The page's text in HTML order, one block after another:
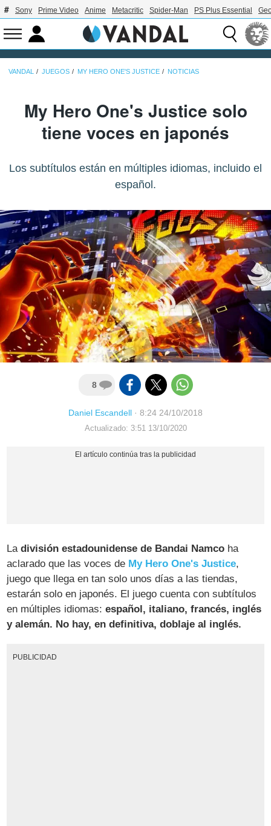
Sony Prime Video Anime Metacritic Spider-Man PS Plus Essential
VANDAL JUEGOS MY HERO ONE'S JUSTICE NOTICIAS
My Hero One's Justice solo
tiene voces en japonés
Los subtítulos están en múltiples idiomas, incluido el
español.
8
Daniel Escandell · 8:24 24/10/2018
Actualizado: 3:51 13/10/2020
Ladivisión estadounidense de Bandai Namco ha
aclarado que las voces de My Hero One's Justice,
juego que llega en tan solo unos días a las tiendas,
estarán solo en japonés. El juego cuenta con subtítulos
en múltiples idiomas:español, italiano, francés, inglés
y alemán. No hay, en definitiva, doblaje al inglés.
PUBLICIDAD